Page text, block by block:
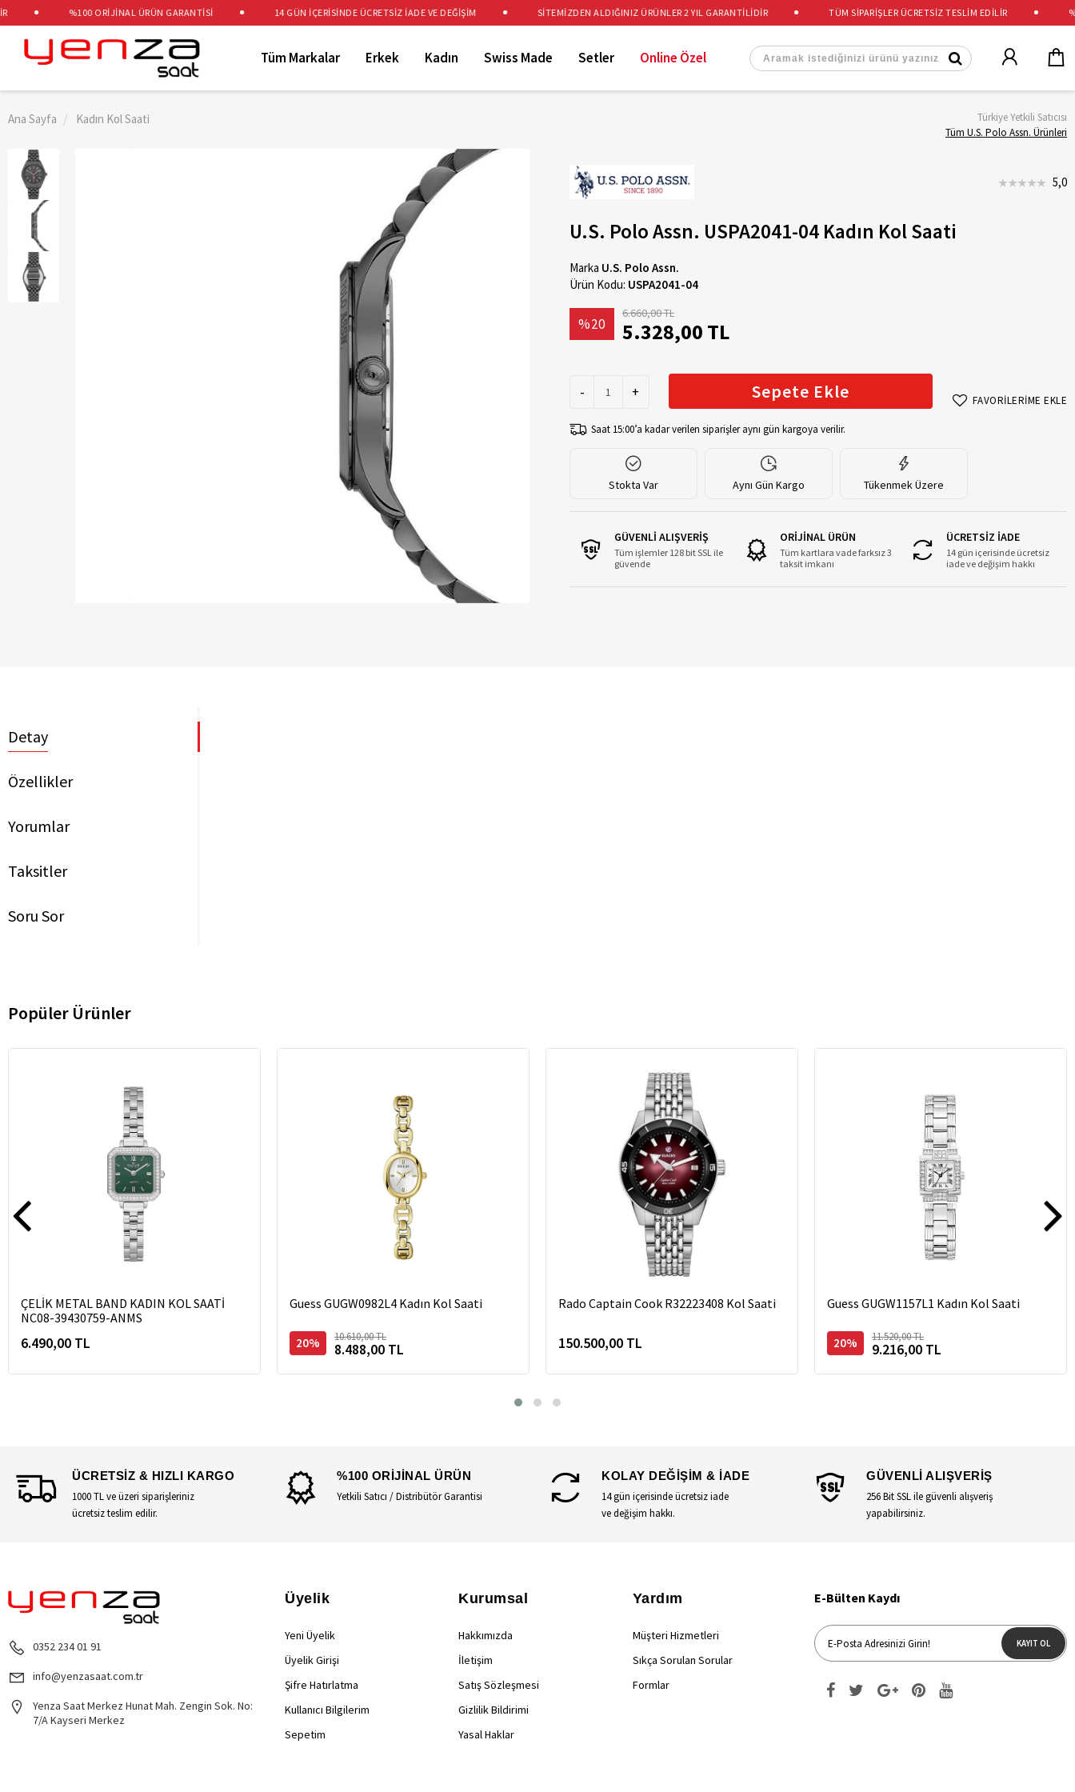
TÜM SİPARİŞLER ÜCRETSİZ TESLİM EDİLİR
%100 ORİJİNAL ÜRÜN GARANTİSİ 14 GÜN İÇERİSİNDE ÜCRETSİZ İADE VE DEĞİŞİM SİTEMİZDEN ALDIĞINIZ ÜRÜNLER 2 YIL GARANTİLİDİR
Tüm Markalar Erkek Kadın Swiss Made Setler Online Özel
Ana Sayfa Kadın Kol Saati
Türkiye Yetkili Satıcısı
Tüm U.S. Polo Assn. Ürünleri
5,0
U.S. Polo Assn. USPA2041-04 Kadın Kol Saati
Marka U.S. Polo Assn.
Ürün Kodu: USPA2041-04
%20
6.660,00 TL
5.328,00 TL
- + Sepete Ekle FAVORİLERİME EKLE
Saat 15:00’a kadar verilen siparişler aynı gün kargoya verilir.
Stokta Var Aynı Gün Kargo Tükenmek Üzere
GÜVENLİ ALIŞVERİŞ
Tüm işlemler 128 bit SSL ile
güvende
ORİJİNAL ÜRÜN
Tüm kartlara vade farksız 3
taksit imkanı
ÜCRETSİZ İADE
14 gün içerisinde ücretsiz
iade ve değişim hakkı
Detay
Özellikler
Yorumlar
Taksitler
Soru Sor
Popüler Ürünler
ÇELİK METAL BAND KADIN KOL SAATİ
NC08-39430759-ANMS
6.490,00 TL
Guess GUGW0982L4 Kadın Kol Saati
20% 10.610,00 TL
8.488,00 TL
Rado Captain Cook R32223408 Kol Saati
150.500,00 TL
Guess GUGW1157L1 Kadın Kol Saati
20% 11.520,00 TL
9.216,00 TL
ÜCRETSİZ & HIZLI KARGO
1000 TL ve üzeri siparişleriniz
ücretsiz teslim edilir.
%100 ORİJİNAL ÜRÜN
Yetkili Satıcı / Distribütör Garantisi
KOLAY DEĞİŞİM & İADE
14 gün içerisinde ücretsiz iade
ve değişim hakkı.
GÜVENLİ ALIŞVERİŞ
256 Bit SSL ile güvenli alışveriş
yapabilirsiniz.
0352 234 01 91
info@yenzasaat.com.tr
Yenza Saat Merkez Hunat Mah. Zengin Sok. No:
7/A Kayseri Merkez
Üyelik
Yeni Üyelik
Üyelik Girişi
Şifre Hatırlatma
Kullanıcı Bilgilerim
Sepetim
Kurumsal
Hakkımızda
İletişim
Satış Sözleşmesi
Gizlilik Bildirimi
Yasal Haklar
Yardım
Müşteri Hizmetleri
Sıkça Sorulan Sorular
Formlar
E-Bülten Kaydı
KAYIT OL